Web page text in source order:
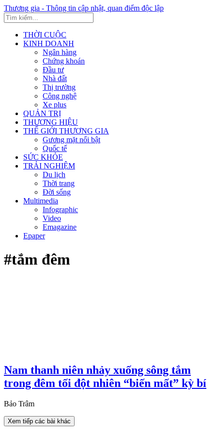
Thương gia - Thông tin cập nhật, quan điểm độc lập
THỜI CUỘC
KINH DOANH
Ngân hàng
Chứng khoán
Đầu tư
Nhà đất
Thị trường
Công nghệ
Xe plus
QUẢN TRỊ
THƯƠNG HIỆU
THẾ GIỚI THƯƠNG GIA
Gương mặt nổi bật
Quốc tế
SỨC KHỎE
TRẢI NGHIỆM
Du lịch
Thời trang
Đời sống
Multimedia
Infographic
Video
Emagazine
Epaper
#tắm đêm
Nam thanh niên nhảy xuống sông tắm
trong đêm tối đột nhiên “biến mất” kỳ bí
Bảo Trâm
Xem tiếp các bài khác